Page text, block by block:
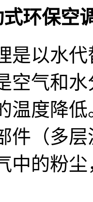
式环保空
是以水
空气和
温度降
件（多
中的粉